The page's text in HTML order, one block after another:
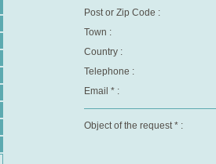
Post or Zip Code :
Town :
Country :
Telephone :
Email * :
Object of the request * :